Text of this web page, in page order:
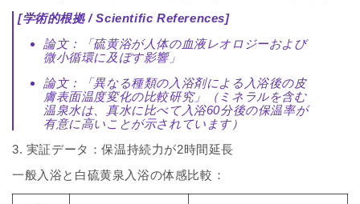
[学術的根拠 / Scientific References]
論文：「硫黄浴が人体の血液レオロジーおよび
微小循環に及ぼす影響」
論文：「異なる種類の入浴剤による入浴後の皮
膚表面温度変化の比較研究」
（ミネラルを含む
温泉水は、真水に比べて入浴60分後の保温率が
有意に高いことが示されています）
3. 実証データ：保温持続力が2時間延長
一般入浴と白硫黄泉入浴の体感比較：